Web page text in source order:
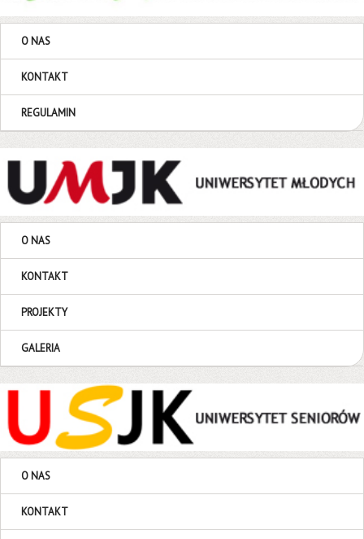
O NAS
KONTAKT
REGULAMIN
O NAS
KONTAKT
PROJEKTY
GALERIA
O NAS
KONTAKT